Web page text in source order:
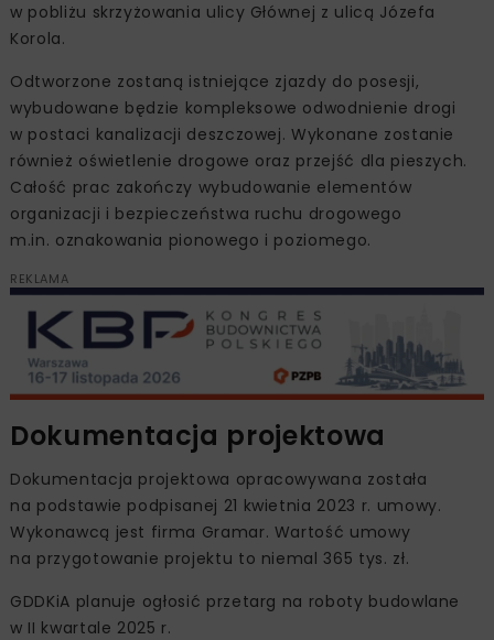
w pobliżu skrzyżowania ulicy Głównej z ulicą Józefa
Korola.
Odtworzone zostaną istniejące zjazdy do posesji,
wybudowane będzie kompleksowe odwodnienie drogi
w postaci kanalizacji deszczowej. Wykonane zostanie
również oświetlenie drogowe oraz przejść dla pieszych.
Całość prac zakończy wybudowanie elementów
organizacji i bezpieczeństwa ruchu drogowego
m.in. oznakowania pionowego i poziomego.
REKLAMA
Dokumentacja projektowa
Dokumentacja projektowa opracowywana została
na podstawie podpisanej 21 kwietnia 2023 r. umowy.
Wykonawcą jest firma Gramar. Wartość umowy
na przygotowanie projektu to niemal 365 tys. zł.
GDDKiA planuje ogłosić przetarg na roboty budowlane
w II kwartale 2025 r.